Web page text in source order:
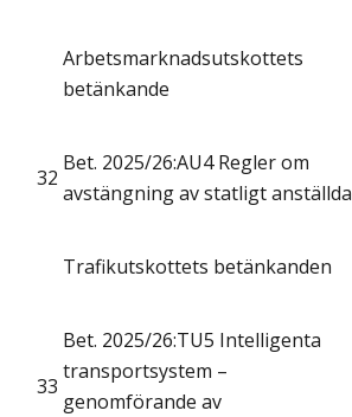
Arbetsmarknadsutskottets
betänkande
32
Bet. 2025/26:AU4 Regler om
avstängning av statligt anställda
Trafikutskottets betänkanden
33
Bet. 2025/26:TU5 Intelligenta
transportsystem –
genomförande av